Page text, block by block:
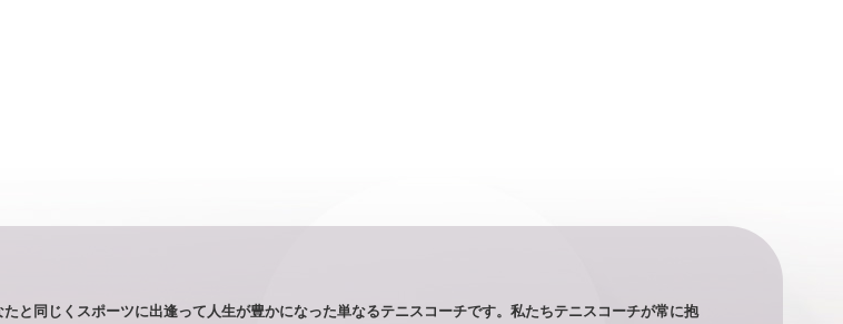
と同じくスポーツに出逢って人生が豊かになった単なるテニスコーチです。私たちテニスコーチが常に抱